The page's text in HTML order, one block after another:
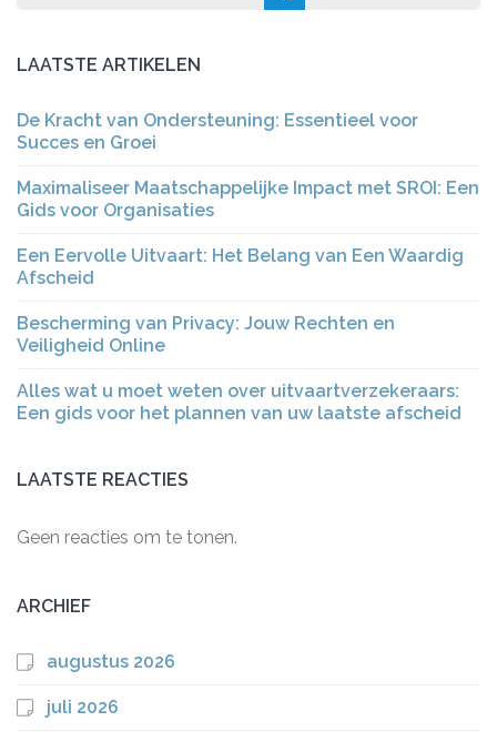
LAATSTE ARTIKELEN
De Kracht van Ondersteuning: Essentieel voor
Succes en Groei
Maximaliseer Maatschappelijke Impact met SROI: Een
Gids voor Organisaties
Een Eervolle Uitvaart: Het Belang van Een Waardig
Afscheid
Bescherming van Privacy: Jouw Rechten en
Veiligheid Online
Alles wat u moet weten over uitvaartverzekeraars:
Een gids voor het plannen van uw laatste afscheid
LAATSTE REACTIES
Geen reacties om te tonen.
ARCHIEF
augustus 2026
juli 2026